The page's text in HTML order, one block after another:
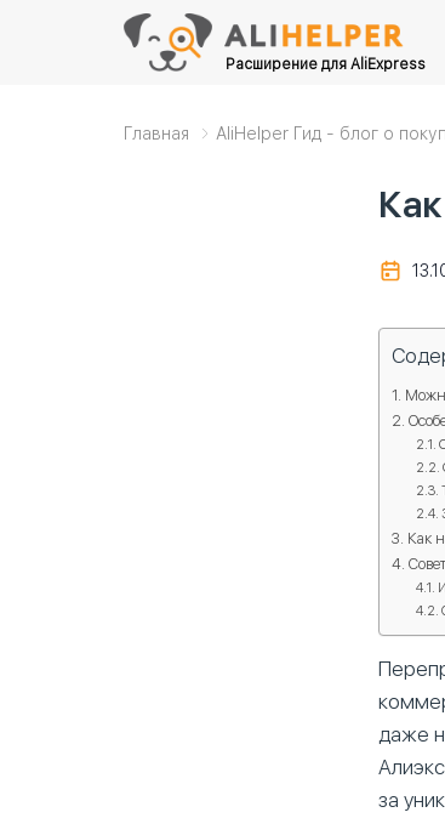
Расширение для AliExpress
Главная AliHelper Гид - блог о
Как
даже
за